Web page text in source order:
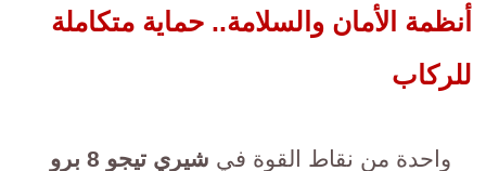
أنظمة الأمان والسلامة.. حماية متكاملة
للركاب
واحدة من نقاط القوة في
شيري تيجو 8 برو